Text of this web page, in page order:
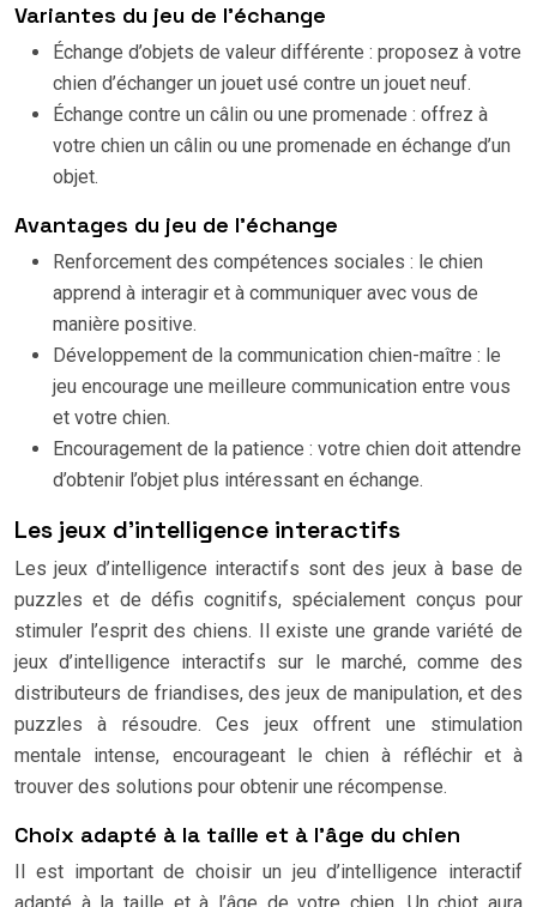
Variantes du jeu de l’échange
Échange d’objets de valeur différente : proposez à votre
chien d’échanger un jouet usé contre un jouet neuf.
Échange contre un câlin ou une promenade : offrez à
votre chien un câlin ou une promenade en échange d’un
objet.
Avantages du jeu de l’échange
Renforcement des compétences sociales : le chien
apprend à interagir et à communiquer avec vous de
manière positive.
Développement de la communication chien-maître : le
jeu encourage une meilleure communication entre vous
et votre chien.
Encouragement de la patience : votre chien doit attendre
d’obtenir l’objet plus intéressant en échange.
Les jeux d’intelligence interactifs
Les jeux d’intelligence interactifs sont des jeux à base de
puzzles et de défis cognitifs, spécialement conçus pour
stimuler l’esprit des chiens. Il existe une grande variété de
jeux d’intelligence interactifs sur le marché, comme des
distributeurs de friandises, des jeux de manipulation, et des
puzzles à résoudre. Ces jeux offrent une stimulation
mentale intense, encourageant le chien à réfléchir et à
trouver des solutions pour obtenir une récompense.
Choix adapté à la taille et à l’âge du chien
Il est important de choisir un jeu d’intelligence interactif